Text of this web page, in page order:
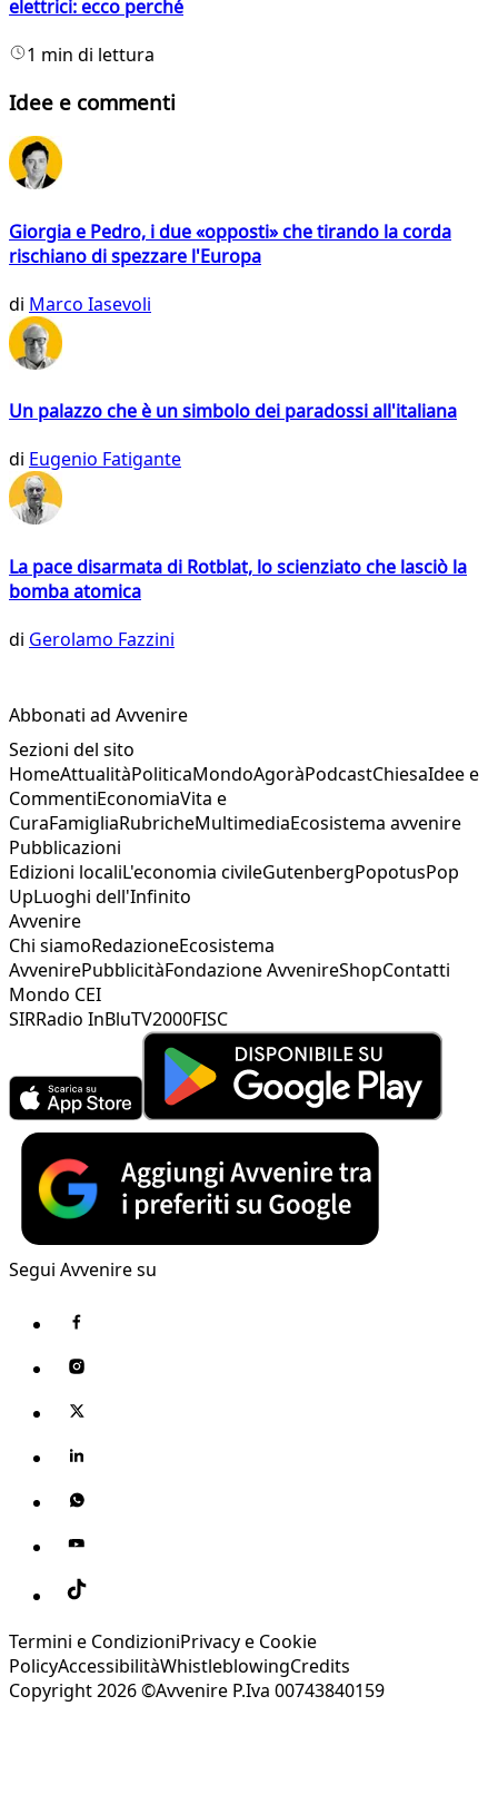
elettrici: ecco perché
1 min di lettura
Idee e commenti
Giorgia e Pedro, i due «opposti» che tirando la corda
rischiano di spezzare l'Europa
di Marco Iasevoli
Un palazzo che è un simbolo dei paradossi all'italiana
di Eugenio Fatigante
La pace disarmata di Rotblat, lo scienziato che lasciò la
bomba atomica
di Gerolamo Fazzini
Abbonati ad Avvenire
Sezioni del sito
HomeAttualitàPoliticaMondoAgoràPodcastChiesaIdee e
CommentiEconomiaVita e
CuraFamigliaRubricheMultimediaEcosistema avvenire
Pubblicazioni
Edizioni localiL'economia civileGutenbergPopotusPop
UpLuoghi dell'Infinito
Avvenire
Chi siamoRedazioneEcosistema
AvvenirePubblicitàFondazione AvvenireShopContatti
Mondo CEI
SIRRadio InBluTV2000FISC
Segui Avvenire su
Termini e CondizioniPrivacy e Cookie
PolicyAccessibilitàWhistleblowingCredits
Copyright 2026 ©Avvenire P.Iva 00743840159